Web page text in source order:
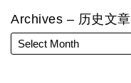
Archives – 历史文章